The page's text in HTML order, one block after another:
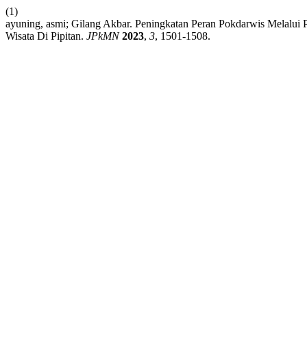
(1)
ayuning, asmi; Gilang Akbar. Peningkatan Peran Pokdarwis
Wisata Di Pipitan. JPkMN 2023, 3, 1501-1508.